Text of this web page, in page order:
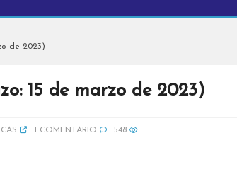
de 2023)
15 de marzo de 2023)
1 COMENTARIO 548